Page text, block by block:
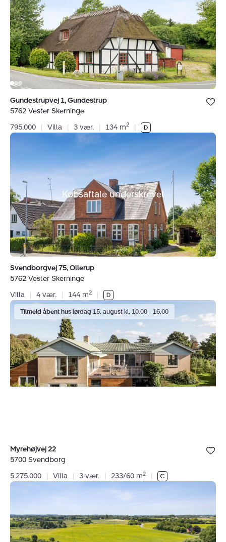
Forsikring dækker kun formidling af ejendomme
beliggende i Danmark fra kontorer beliggende i Europa.
5762
Vester
Skerninge
Bolig er
under dine
Gundestrupvej 1, Gundestrup
5762 Vester Skerninge
795.000
| Villa | 3 vær. | 134 m2 |
5762
Vester
Skerninge
Købsaftale underskrevet
Svendborgvej 75, Ollerup
5762 Vester Skerninge
Villa
| 4 vær. | 144 m2 |
Villa:
Myrehøjvej
5700
Svendborg
Tilmeld åbent hus lørdag 15. august kl. 10.00 - 16.00
Bolig er
under dine
Myrehøjvej 22
5700 Svendborg
5.275.000
| Villa | 3 vær. | 233/60 m2 |
28,
5771
Stenstrup